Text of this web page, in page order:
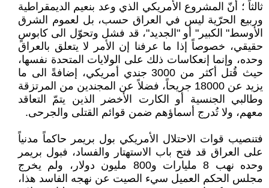
ثالثاً ؛ أنّ المشروع الأمريكي الذي وعد بنعيم الديمقراطية
وربيع الحرّية ليس في العراق حسب، بل لعموم الشرق
الأوسط" الكبير" أو "الجديد"، قد فشل وتحوّل الى كابوسٍ
حقيقي، خصوصاً إذا ما عرفنا إن الأمر لا يتعلق بالعراق
وحده، وإنما إنعكاسات ذلك على الولايات المتحدة نفسها،
حيث قُتل أكثر من 3000 جندي أمريكي، إضافةً الى ما
يزيد عن 18000 جريحاً، فضلاً عن المجندين من المرتزقة
وطالبي الجنسية أو الكارت الأخضر الذين يتمّ التعاقد
معهم، ولا تُدرج أسماؤهم ضمن قوائم القتلى والجرحى.
فتنصيب قوات الاحتلال الأمريكي بول بريمر حاكماً مدنياً
على العراق قد فتح باب الاستهتار والفساد، فبول بريمر
وحده نهب 8 مليارات و800 مليون دولار، ولم يخرج
مجلس الحكم العميل سيء الصيت عن نهجه الفاسد هذا،